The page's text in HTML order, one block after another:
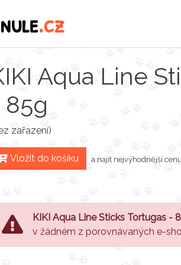
.cz
Aqua Line
85g
zařazení)
Vložit do košíku a najít nejvýhodnější
KIKI Aqua Line Sticks Tortugas -
v žádném z porovnávaných e-